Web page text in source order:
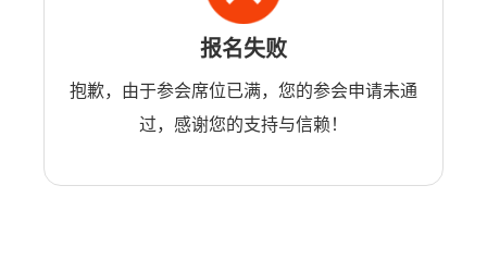
报名失败
抱歉，由于参会席位已满，您的参会申请未通
过，感谢您的支持与信赖！